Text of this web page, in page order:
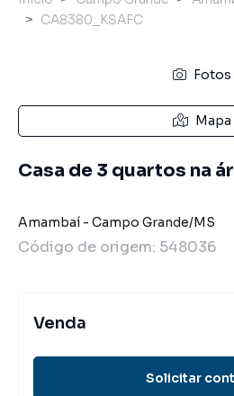
CA8380_KSAFC
Fotos
Mapa
Casa de 3 quartos na
Amambaí - Campo Grande/MS
Código de origem: 548036
Venda
Solicitar